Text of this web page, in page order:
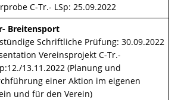
C-Tr.- LSp: 25.09.2022
Breitensport
Schriftliche Prüfung: 30.09.2022
Vereinsprojekt C-Tr.-
13.11.2022 (Planung und
einer Aktion im eigenen
und für den Verein)